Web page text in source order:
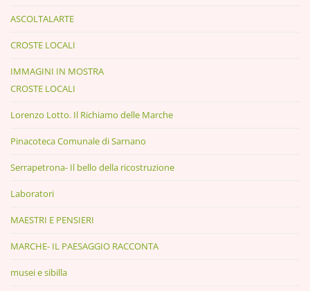
ASCOLTALARTE
CROSTE LOCALI
IMMAGINI IN MOSTRA
CROSTE LOCALI
Lorenzo Lotto. Il Richiamo delle Marche
Pinacoteca Comunale di Sarnano
Serrapetrona- Il bello della ricostruzione
Laboratori
MAESTRI E PENSIERI
MARCHE- IL PAESAGGIO RACCONTA
musei e sibilla